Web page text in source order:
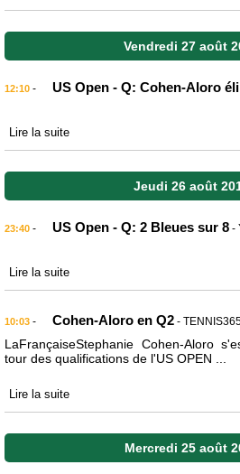
Vendredi 27 août
12:10 - US Open - Q: Cohen-Aloro
Lire la suite
Jeudi 26 août
23:40 - US Open - Q: 2 Bleues sur 8 -
Lire la suite
10:03 - Cohen-Aloro en Q2 -
LaFrançaiseStephanie Cohen-Aloro
tour des qualifications de l'US OPEN ...
Lire la suite
Mercredi 25 août